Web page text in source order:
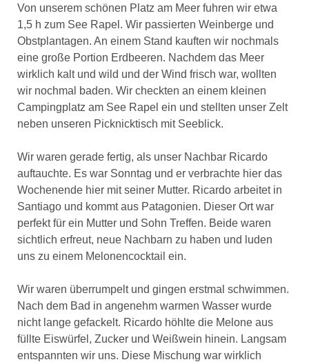
Von unserem schönen Platz am Meer fuhren wir etwa
1,5 h zum See Rapel. Wir passierten Weinberge und
Obstplantagen. An einem Stand kauften wir nochmals
eine große Portion Erdbeeren. Nachdem das Meer
wirklich kalt und wild und der Wind frisch war, wollten
wir nochmal baden. Wir checkten an einem kleinen
Campingplatz am See Rapel ein und stellten unser Zelt
neben unseren Picknicktisch mit Seeblick.
Wir waren gerade fertig, als unser Nachbar Ricardo
auftauchte. Es war Sonntag und er verbrachte hier das
Wochenende hier mit seiner Mutter. Ricardo arbeitet in
Santiago und kommt aus Patagonien. Dieser Ort war
perfekt für ein Mutter und Sohn Treffen. Beide waren
sichtlich erfreut, neue Nachbarn zu haben und luden
uns zu einem Melonencocktail ein.
Wir waren überrumpelt und gingen erstmal schwimmen.
Nach dem Bad in angenehm warmen Wasser wurde
nicht lange gefackelt. Ricardo höhlte die Melone aus
füllte Eiswürfel, Zucker und Weißwein hinein. Langsam
entspannten wir uns. Diese Mischung war wirklich